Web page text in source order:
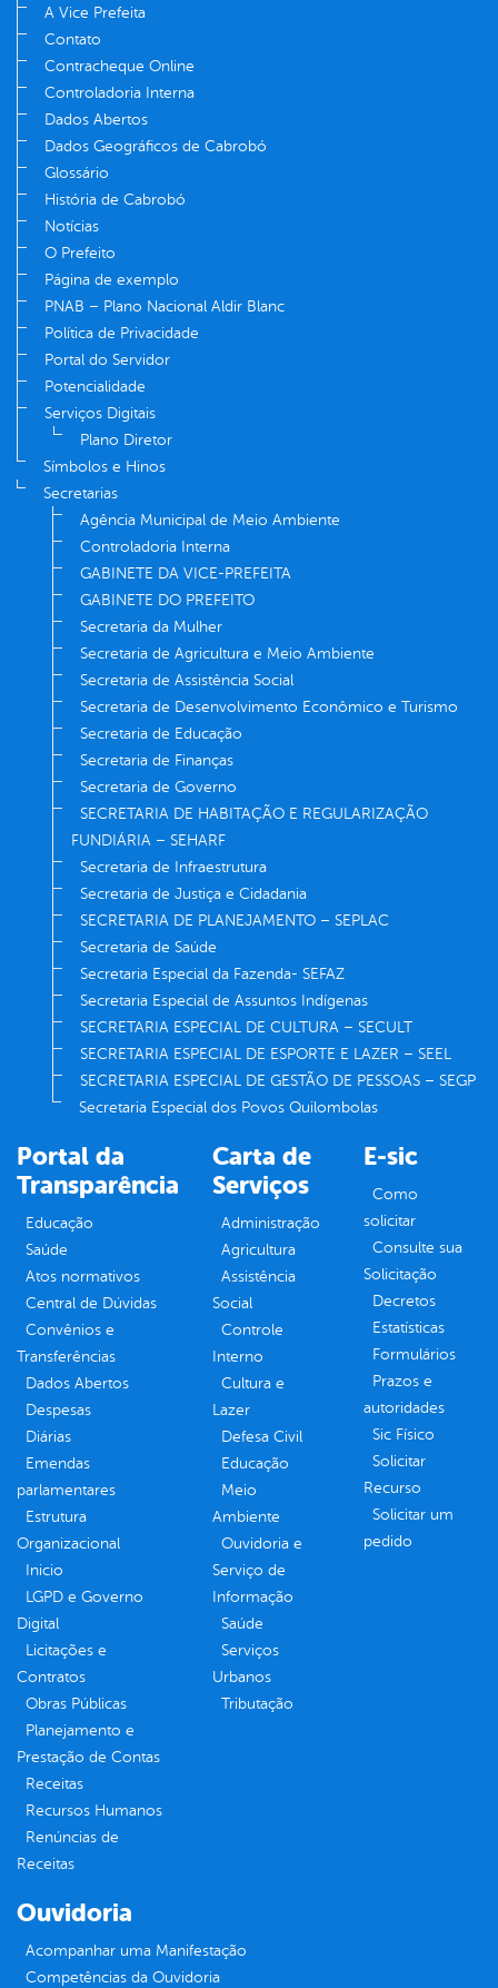
A Vice Prefeita
Contato
Contracheque Online
Controladoria Interna
Dados Abertos
Dados Geográficos de Cabrobó
Glossário
História de Cabrobó
Notícias
O Prefeito
Página de exemplo
PNAB – Plano Nacional Aldir Blanc
Política de Privacidade
Portal do Servidor
Potencialidade
Serviços Digitais
Plano Diretor
Símbolos e Hinos
Secretarias
Agência Municipal de Meio Ambiente
Controladoria Interna
GABINETE DA VICE-PREFEITA
GABINETE DO PREFEITO
Secretaria da Mulher
Secretaria de Agricultura e Meio Ambiente
Secretaria de Assistência Social
Secretaria de Desenvolvimento Econômico e Turismo
Secretaria de Educação
Secretaria de Finanças
Secretaria de Governo
SECRETARIA DE HABITAÇÃO E REGULARIZAÇÃO
FUNDIÁRIA – SEHARF
Secretaria de Infraestrutura
Secretaria de Justiça e Cidadania
SECRETARIA DE PLANEJAMENTO – SEPLAC
Secretaria de Saúde
Secretaria Especial da Fazenda- SEFAZ
Secretaria Especial de Assuntos Indígenas
SECRETARIA ESPECIAL DE CULTURA – SECULT
SECRETARIA ESPECIAL DE ESPORTE E LAZER – SEEL
SECRETARIA ESPECIAL DE GESTÃO DE PESSOAS – SEGP
Secretaria Especial dos Povos Quilombolas
Portal da
Transparência
Educação
Saúde
Atos normativos
Central de Dúvidas
Convênios e
Transferências
Dados Abertos
Despesas
Diárias
Emendas
parlamentares
Estrutura
Organizacional
Inicio
LGPD e Governo
Digital
Licitações e
Contratos
Obras Públicas
Planejamento e
Prestação de Contas
Receitas
Recursos Humanos
Renúncias de
Receitas
Carta de
Serviços
Administração
Agricultura
Assistência
Social
Controle
Interno
Cultura e
Lazer
Defesa Civil
Educação
Meio
Ambiente
Ouvidoria e
Serviço de
Informação
Saúde
Serviços
Urbanos
Tributação
E-sic
Como
solicitar
Consulte sua
Solicitação
Decretos
Estatísticas
Formulários
Prazos e
autoridades
Sic Físico
Solicitar
Recurso
Solicitar um
pedido
Ouvidoria
Acompanhar uma Manifestação
Competências da Ouvidoria